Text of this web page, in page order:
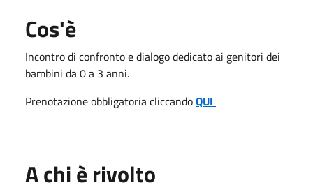
Cos'è
Incontro di confronto e dialogo dedicato ai genitori dei
bambini da 0 a 3 anni.
Prenotazione obbligatoria cliccandoQUI
A chi è rivolto